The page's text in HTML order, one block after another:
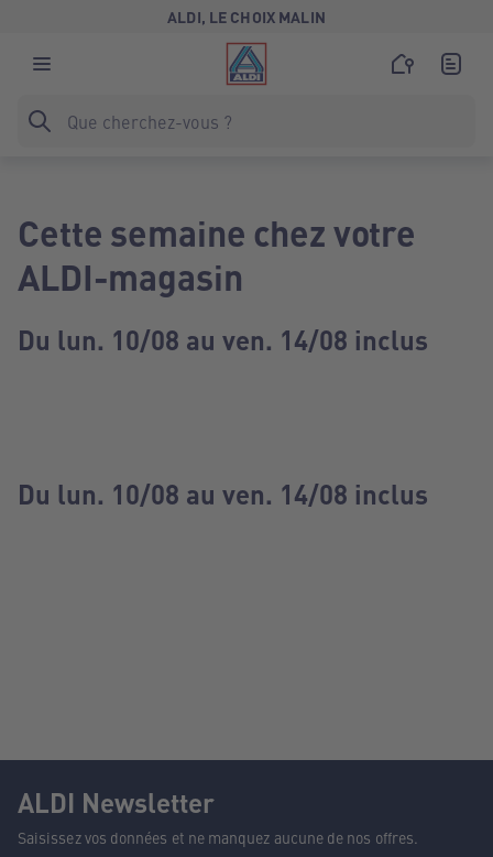
ALDI, LE CHOIX MALIN
Cette semaine chez votre
ALDI-magasin
Du lun. 10/08 au ven. 14/08 inclus
Du lun. 10/08 au ven. 14/08 inclus
ALDI Newsletter
Saisissez vos données et ne manquez aucune de nos offres.